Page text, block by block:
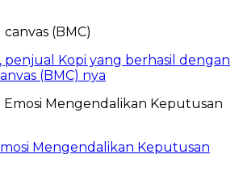
penjual Kopi yang berhasil dengan
(BMC) nya
Mengendalikan Keputusan